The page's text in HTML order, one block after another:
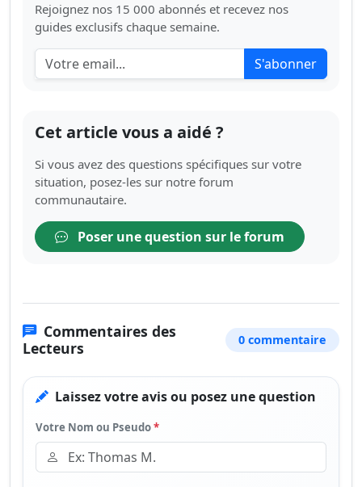
Rejoignez nos 15 000 abonnés et recevez nos
guides exclusifs chaque semaine.
S'abonner
Cet article vous a aidé ?
Si vous avez des questions spécifiques sur votre
situation, posez-les sur notre forum
communautaire.
Poser une question sur le forum
Commentaires des
Lecteurs
0 commentaire
Laissez votre avis ou posez une question
Votre Nom ou Pseudo*